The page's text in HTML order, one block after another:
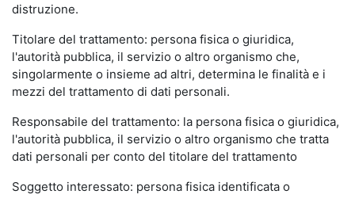
distruzione.
Titolare del trattamento: persona fisica o giuridica,
l'autorità pubblica, il servizio o altro organismo che,
singolarmente o insieme ad altri, determina le finalità e i
mezzi del trattamento di dati personali.
Responsabile del trattamento: la persona fisica o giuridica,
l'autorità pubblica, il servizio o altro organismo che tratta
dati personali per conto del titolare del trattamento
Soggetto interessato: persona fisica identificata o